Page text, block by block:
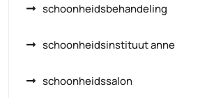
schoonheidsbehandeling
schoonheidsinstituut anne
schoonheidssalon